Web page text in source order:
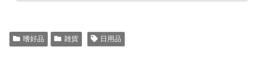
嗜好品 雑貨 日用品